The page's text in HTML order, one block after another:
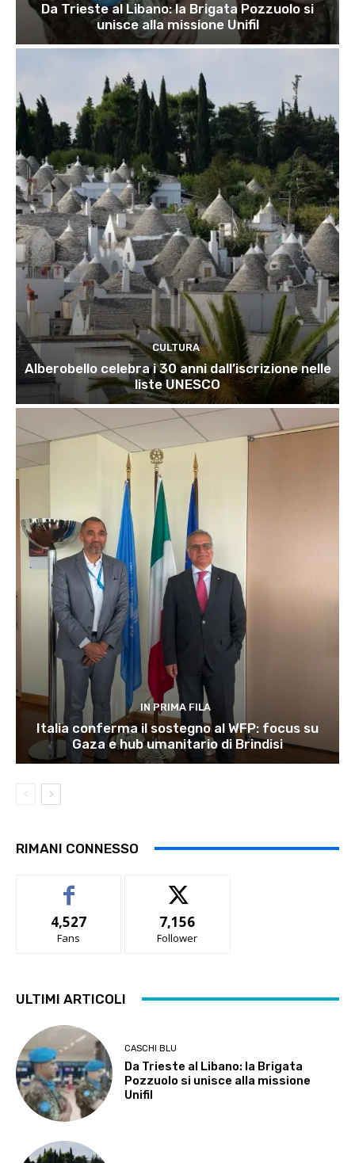
Da Trieste al Libano: la Brigata Pozzuolo si
unisce alla missione Unifil
CULTURA
Alberobello celebra i 30 anni dall’iscrizione nelle
liste UNESCO
IN PRIMA FILA
Italia conferma il sostegno al WFP: focus su
Gaza e hub umanitario di Brindisi
RIMANI CONNESSO
4,527
Fans
7,156
Follower
ULTIMI ARTICOLI
CASCHI BLU
Da Trieste al Libano: la Brigata
Pozzuolo si unisce alla missione
Unifil